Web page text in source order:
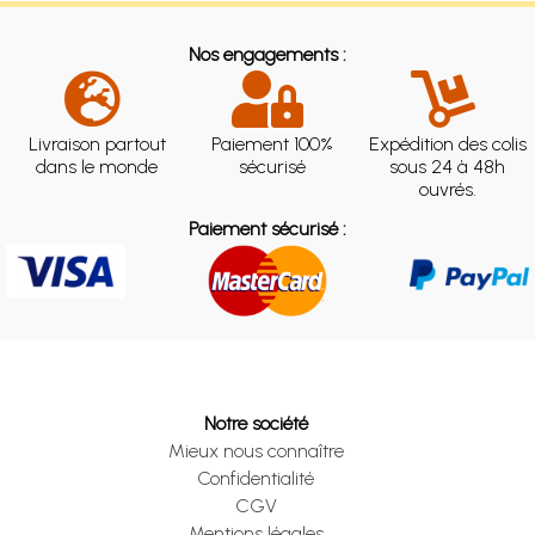
Nos engagements :
Livraison partout
dans le monde
Paiement 100%
sécurisé
Expédition des colis
sous 24 à 48h
ouvrés.
Paiement sécurisé :
Notre société
Mieux nous connaître
Confidentialité
CGV